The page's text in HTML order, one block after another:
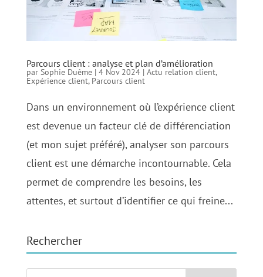
Parcours client : analyse et plan d’amélioration
par Sophie Duême| 4 Nov 2024| Actu relation client,
Expérience client, Parcours client
Dans un environnement où l’expérience client
est devenue un facteur clé de différenciation
(et mon sujet préféré), analyser son parcours
client est une démarche incontournable. Cela
permet de comprendre les besoins, les
attentes, et surtout d’identifier ce qui freine...
Rechercher